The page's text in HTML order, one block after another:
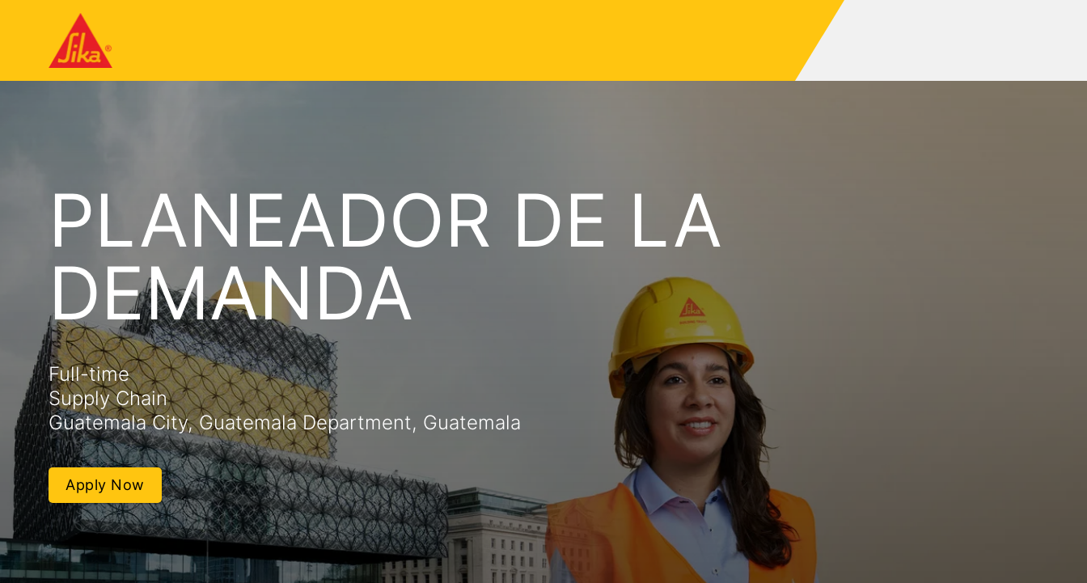
PLANEADOR DE LA
DEMANDA
Full-time
Supply Chain
Guatemala City, Guatemala Department, Guatemala
Apply Now